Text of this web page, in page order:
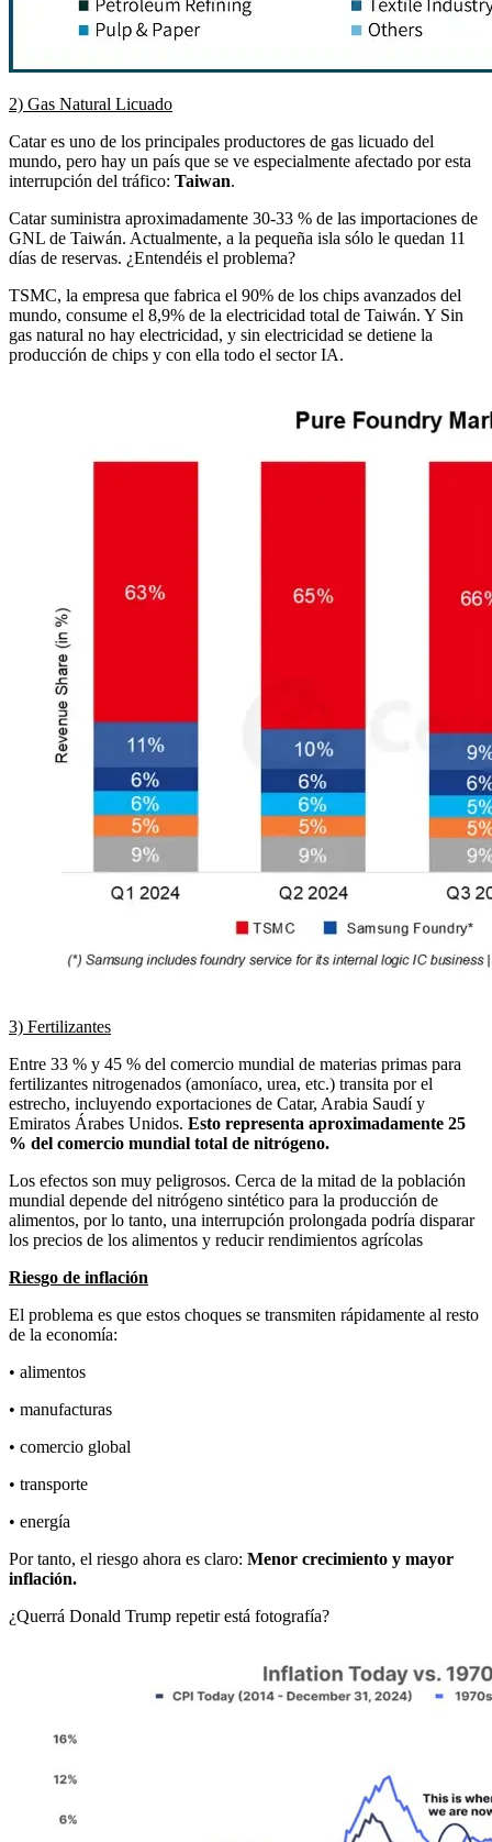
2) Gas Natural Licuado
Catar es uno de los principales productores de gas licuado del
mundo, pero hay un país que se ve especialmente afectado por esta
interrupción del tráfico: Taiwan.
Catar suministra aproximadamente 30-33 % de las importaciones de
GNL de Taiwán. Actualmente, a la pequeña isla sólo le quedan 11
días de reservas. ¿Entendéis el problema?
TSMC, la empresa que fabrica el 90% de los chips avanzados del
mundo, consume el 8,9% de la electricidad total de Taiwán. Y Sin
gas natural no hay electricidad, y sin electricidad se detiene la
producción de chips y con ella todo el sector IA.
3) Fertilizantes
Entre 33 % y 45 % del comercio mundial de materias primas para
fertilizantes nitrogenados (amoníaco, urea, etc.) transita por el
estrecho, incluyendo exportaciones de Catar, Arabia Saudí y
Emiratos Árabes Unidos. Esto representa aproximadamente 25
% del comercio mundial total de nitrógeno.
Los efectos son muy peligrosos. Cerca de la mitad de la población
mundial depende del nitrógeno sintético para la producción de
alimentos, por lo tanto, una interrupción prolongada podría disparar
los precios de los alimentos y reducir rendimientos agrícolas
Riesgo de inflación
El problema es que estos choques se transmiten rápidamente al resto
de la economía:
• alimentos
• manufacturas
• comercio global
• transporte
• energía
Por tanto, el riesgo ahora es claro: Menor crecimiento y mayor
inflación.
¿Querrá Donald Trump repetir está fotografía?